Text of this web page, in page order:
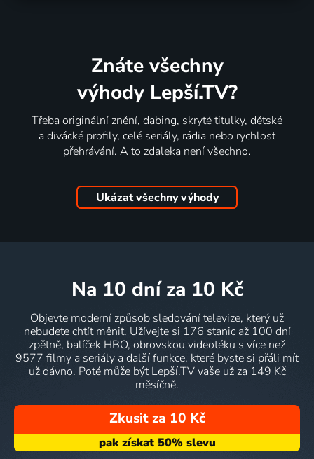
Znáte všechny
výhody Lepší.TV?
Třeba originální znění, dabing, skryté titulky, dětské
a divácké profily, celé seriály, rádia nebo rychlost
přehrávání. A to zdaleka není všechno.
Ukázat všechny výhody
na 10 dní za 10 Kč
Objevte moderní způsob sledování televize, který už
nebudete chtít měnit. Užívejte si 176 stanic až 100 dní
zpětně, balíček HBO, obrovskou videotéku s více než
9577 filmy a seriály a další funkce, které byste si přáli mít
už dávno. Poté může být Lepší.TV vaše už za 149 Kč
měsíčně.
Zkusit za 10 Kč